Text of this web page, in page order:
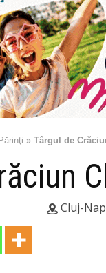
» Târgul de
Cluj-